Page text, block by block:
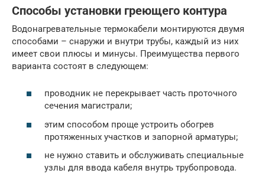
Способы установки греющего контура
Водонагревательные термокабели монтируются двумя
способами – снаружи и внутри трубы, каждый из них
имеет свои плюсы и минусы. Преимущества первого
варианта состоят в следующем:
проводник не перекрывает часть проточного
сечения магистрали;
этим способом проще устроить обогрев
протяженных участков и запорной арматуры;
не нужно ставить и обслуживать специальные
узлы для ввода кабеля внутрь трубопровода.